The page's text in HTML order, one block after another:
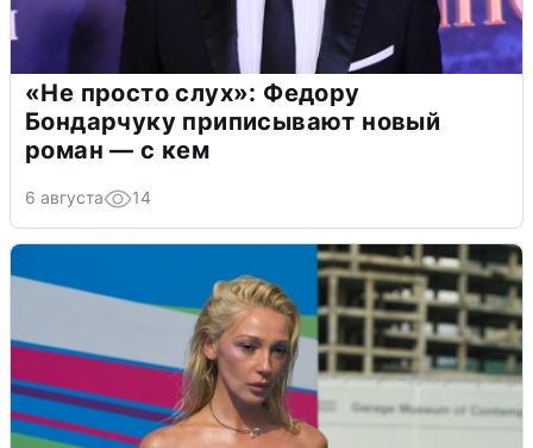
«Не просто слух»: Федору
Бондарчуку приписывают новый
роман — с кем
6 августа 14